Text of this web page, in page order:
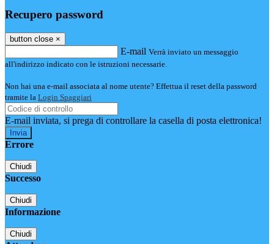
Recupero password
button close ×
E-mail Verrà inviato un messaggio
all'indirizzo indicato con le istruzioni necessarie.
Non hai una e-mail associata al nome utente? Effettua il reset della password
tramite la Login Spaggiari
E-mail inviata, si prega di controllare la casella di posta elettronica!
Errore
Chiudi
Successo
Chiudi
Informazione
Chiudi